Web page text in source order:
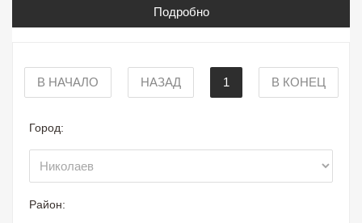
Подробно
В НАЧАЛО НАЗАД 1 В КОНЕЦ
Город:
Район: